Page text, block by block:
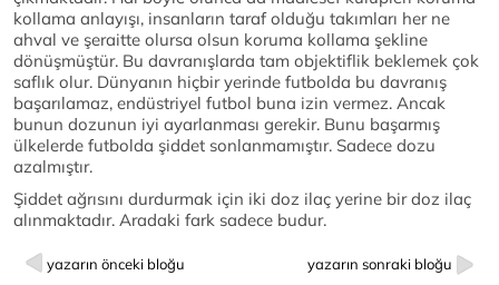
kollama anlayışı, insanların taraf olduğu takımları her ne
ahval ve şeraitte olursa olsun koruma kollama şekline
dönüşmüştür. Bu davranışlarda tam objektiflik beklemek çok
saflık olur. Dünyanın hiçbir yerinde futbolda bu davranış
başarılamaz, endüstriyel futbol buna izin vermez. Ancak
bunun dozunun iyi ayarlanması gerekir. Bunu başarmış
ülkelerde futbolda şiddet sonlanmamıştır. Sadece dozu
azalmıştır.
Şiddet ağrısını durdurmak için iki doz ilaç yerine bir doz ilaç
alınmaktadır. Aradaki fark sadece budur.
yazarın önceki bloğu yazarın sonraki bloğu